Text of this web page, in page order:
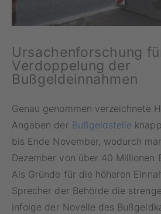
Ursachenforschung
Verdoppelung der
Bußgeldeinnahmen
Genau genommen verzeichnete
Angaben der Bußgeldstelle
bis Ende November, wodurch
Dezember von über 40 Millionen
Als Gründe für die höheren
Sprecher der Behörde die
infolge der Novelle des